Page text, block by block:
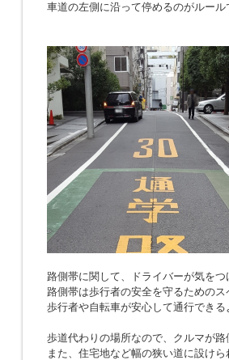
車道の左側に沿って停めるのがルール
路側帯に関して、ドライバーが気をつ
路側帯は歩行者の安全を守るための
歩行者や自転車が安心して通行でき
歩道代わりの場所なので、クルマが
また、住宅地など幅の狭い道に設け